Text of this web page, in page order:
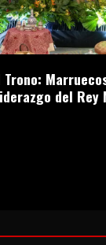
del Rey